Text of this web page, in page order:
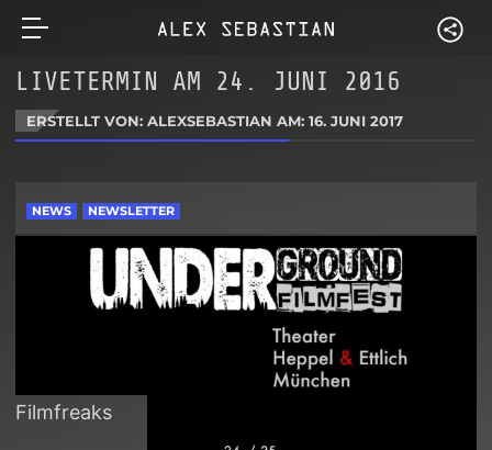
LIVETERMIN AM 24. JUNI 2016
ERSTELLT VON: ALEXSEBASTIAN AM:16. JUNI 2017
NEWS NEWSLETTER
Filmfreaks